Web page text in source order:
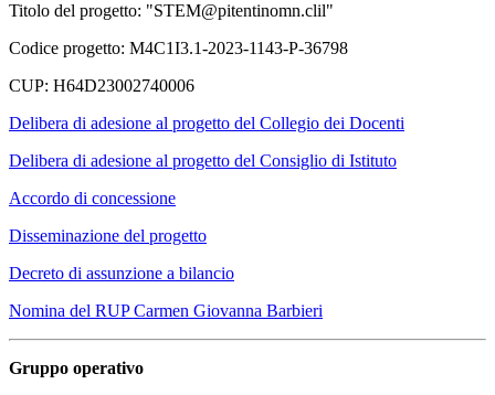
Titolo del progetto: "STEM@pitentinomn.clil"
Codice progetto: M4C1I3.1-2023-1143-P-36798
CUP: H64D23002740006
Delibera di adesione al progetto del Collegio dei Docenti
Delibera di adesione al progetto del Consiglio di Istituto
Accordo di concessione
Disseminazione del progetto
Decreto di assunzione a bilancio
Nomina del RUP Carmen Giovanna Barbieri
Gruppo operativo